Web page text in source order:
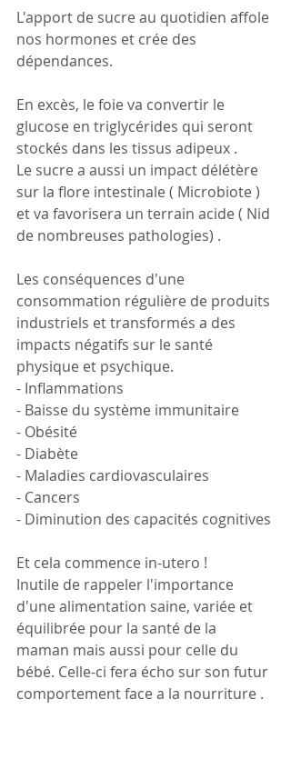
L'apport de sucre au quotidien affole
nos hormones et crée des
dépendances.
En excès, le foie va convertir le
glucose en triglycérides qui seront
stockés dans les tissus adipeux .
Le sucre a aussi un impact délétère
sur la flore intestinale ( Microbiote )
et va favorisera un terrain acide ( Nid
de nombreuses pathologies) .
Les conséquences d'une
consommation régulière de produits
industriels et transformés a des
impacts négatifs sur le santé
physique et psychique.
- Inflammations
- Baisse du système immunitaire
- Obésité
- Diabète
- Maladies cardiovasculaires
- Cancers
- Diminution des capacités cognitives
Et cela commence in-utero !
Inutile de rappeler l'importance
d'une alimentation saine, variée et
équilibrée pour la santé de la
maman mais aussi pour celle du
bébé. Celle-ci fera écho sur son futur
comportement face a la nourriture .